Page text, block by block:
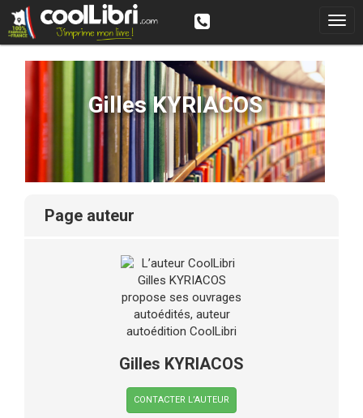
Gilles KYRIACOS
page auteur
Gilles KYRIACOS
CONTACTER L’AUTEUR